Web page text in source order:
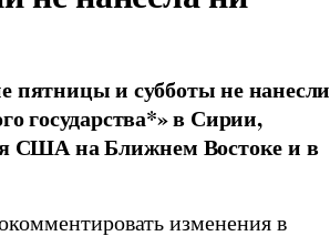
и субботы не нанесли
государства*» в Сирии,
США на Ближнем Востоке и в
изменения в